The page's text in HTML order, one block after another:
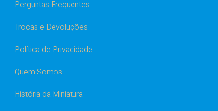
Perguntas Frequentes
Trocas e Devoluções
Política de Privacidade
Quem Somos
História da Miniatura